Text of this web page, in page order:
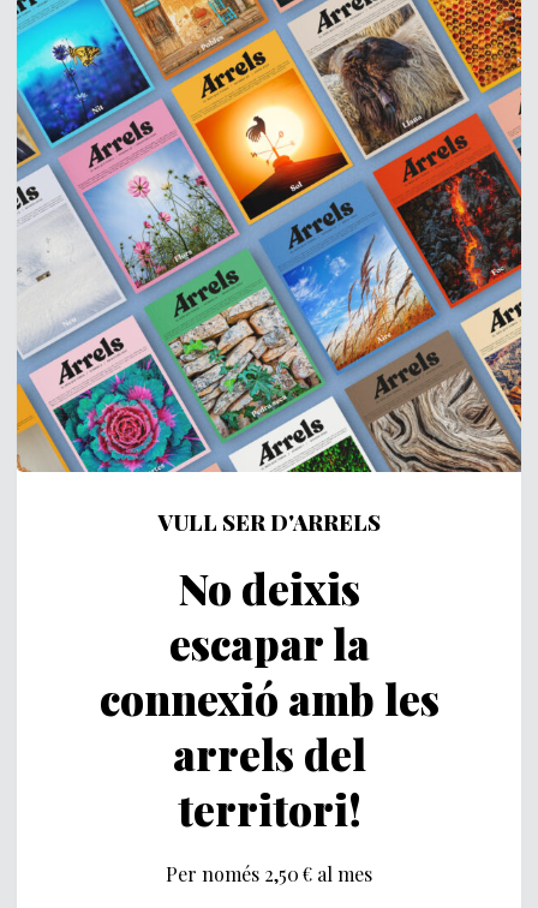
VULL SER D'ARRELS
No deixis
escapar la
connexió amb les
arrels del
territori!
Per només 2,50 € al mes